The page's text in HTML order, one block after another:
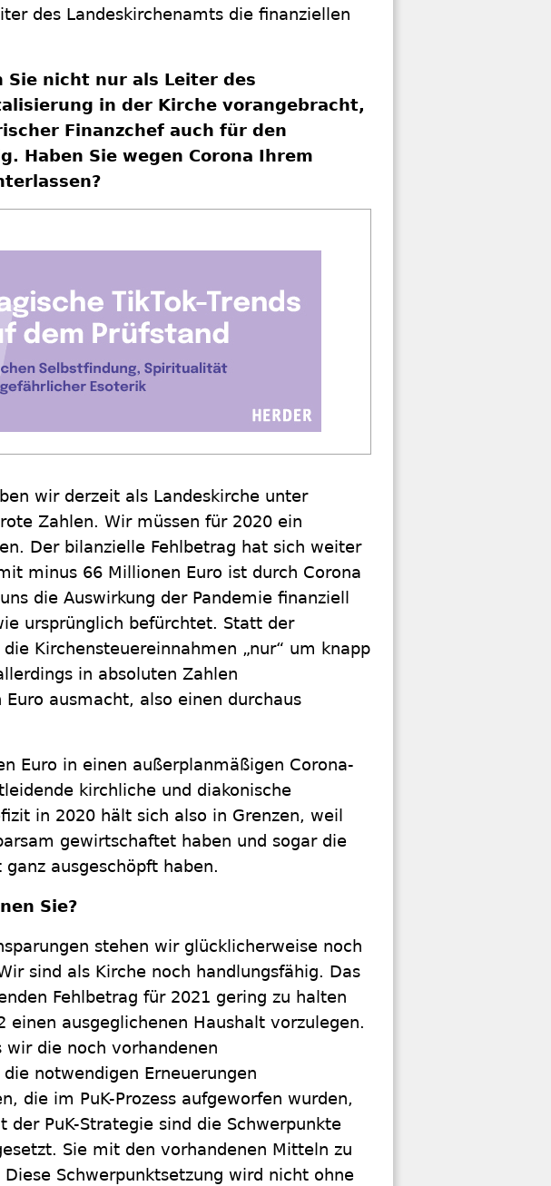
des Landeskirchenamts die finanziellen
Sie nicht nur als Leiter des
in der Kirche vorangebracht,
Finanzchef auch für den
Haben Sie wegen Corona Ihrem
wir derzeit als Landeskirche unter
Zahlen. Wir müssen für 2020 ein
Der bilanzielle Fehlbetrag hat sich weiter
minus 66 Millionen Euro ist durch Corona
die Auswirkung der Pandemie finanziell
ursprünglich befürchtet. Statt der
Kirchensteuereinnahmen „nur“ um knapp
in absoluten Zahlen
ausmacht, also einen durchaus
Euro in einen außerplanmäßigen Corona-
kirchliche und diakonische
in 2020 hält sich also in Grenzen, weil
gewirtschaftet haben und sogar die
ausgeschöpft haben.
Sie?
stehen wir glücklicherweise noch
sind als Kirche noch handlungsfähig. Das
Fehlbetrag für 2021 gering zu halten
einen ausgeglichenen Haushalt vorzulegen.
wir die noch vorhandenen
notwendigen Erneuerungen
die im PuK-Prozess aufgeworfen wurden,
PuK-Strategie sind die Schwerpunkte
Sie mit den vorhandenen Mitteln zu
Schwerpunktsetzung wird nicht ohne